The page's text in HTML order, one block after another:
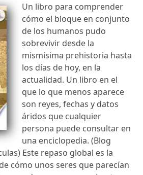
Un libro para comprender
cómo el bloque en conjunto
de los humanos pudo
sobrevivir desde la
mismísima prehistoria hasta
los días de hoy, en la
actualidad. Un libro en el
que lo que menos aparece
son reyes, fechas y datos
áridos que cualquier
persona puede consultar en
una enciclopedia. (Blog
Este repaso global es la
cómo unos seres que parecían